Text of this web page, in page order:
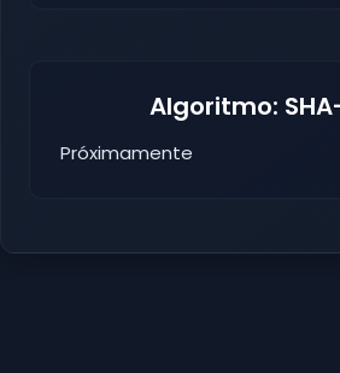
Algoritmo:
Próximamente